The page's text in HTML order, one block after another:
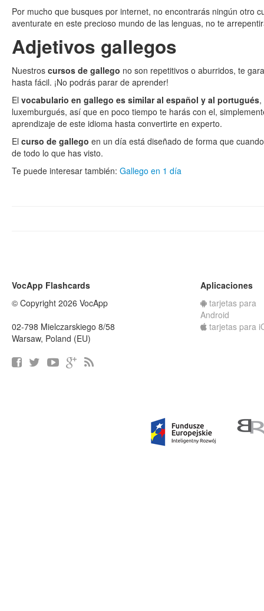
Por mucho que busques por internet, no encontrarás ningún otro
aventurate en este precioso mundo de las lenguas, no te
Adjetivos gallegos
Nuestros cursos de gallego no son repetitivos o aburridos, te
hasta fácil. ¡No podrás parar de aprender!
El vocabulario en gallego es similar al español y al portugués
luxemburgués, así que en poco tiempo te harás con el,
aprendizaje de este idioma hasta convertirte en experto.
El curso de gallego en un día está diseñado de forma que
de todo lo que has visto.
Te puede interesar también: Gallego en 1 día
VocApp Flashcards
© Copyright 2026 VocApp
02-798 Mielczarskiego 8/58
Warsaw, Poland (EU)
Aplicaciones
tarjetas para
Android
tarjetas para